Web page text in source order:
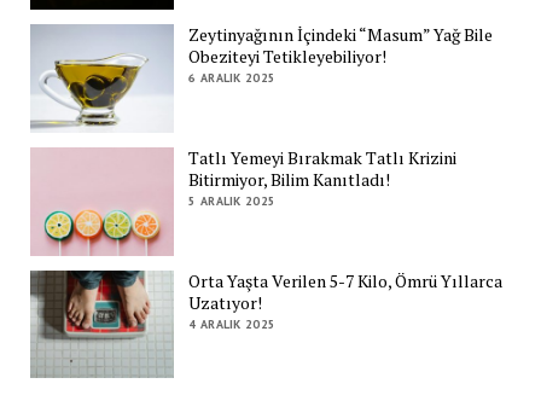
Zeytinyağının İçindeki “Masum” Yağ Bile
Obeziteyi Tetikleyebiliyor!
6 ARALIK 2025
Tatlı Yemeyi Bırakmak Tatlı Krizini
Bitirmiyor, Bilim Kanıtladı!
5 ARALIK 2025
Orta Yaşta Verilen 5-7 Kilo, Ömrü Yıllarca
Uzatıyor!
4 ARALIK 2025